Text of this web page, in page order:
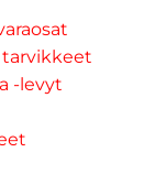
-levyt